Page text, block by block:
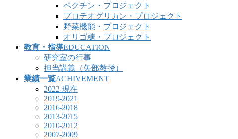
ペクチン・プロジェクト
プロテオグリカン・プロジェクト
野菜機能・プロジェクト
オリゴ糖・プロジェクト
教育・指導EDUCATION
研究室の行事
担当講義（矢部教授）
業績一覧ACHIVEMENT
2022-現在
2019-2021
2016-2018
2013-2015
2010-2012
2007-2009